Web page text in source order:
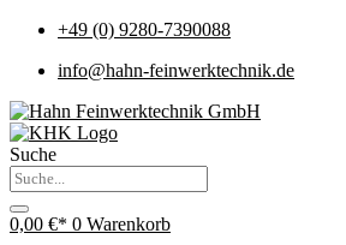
+49 (0) 9280-7390088
info@hahn-feinwerktechnik.de
Suche
0,00 € 0 Warenkorb